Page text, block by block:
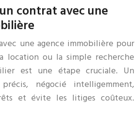
contrat avec une
une agence immobilière pour
location ou la simple recherche
est une étape cruciale. Un
négocié intelligemment,
et évite les litiges coûteux.